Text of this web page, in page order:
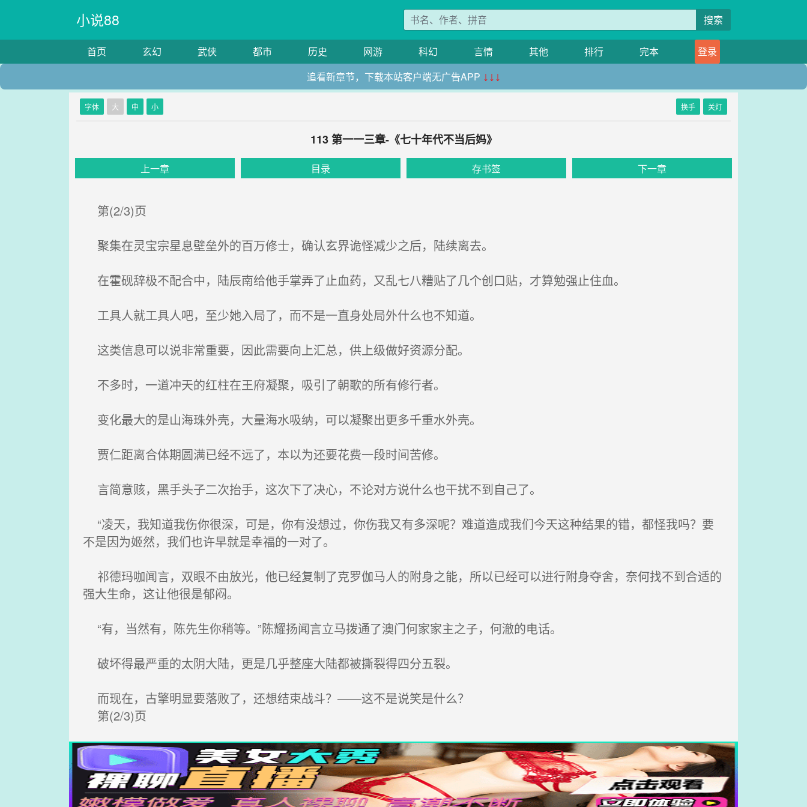
小说88 搜索
首页 玄幻 武侠 都市 历史 网游 科幻 言情 其他 排行 完本
登录
追看新章节，下载本站客户端无广告APP ↓↓↓
字体 大 中 小 换手 关灯
113 第一一三章-《七十年代不当后妈》
上一章 目录 存书签 下一章
第(2/3)页
聚集在灵宝宗星息壁垒外的百万修士，确认玄界诡怪减少之后，陆续离去。
在霍砚辞极不配合中，陆辰南给他手掌弄了止血药，又乱七八糟贴了几个创口贴，才算勉强止住血。
工具人就工具人吧，至少她入局了，而不是一直身处局外什么也不知道。
这类信息可以说非常重要，因此需要向上汇总，供上级做好资源分配。
不多时，一道冲天的红柱在王府凝聚，吸引了朝歌的所有修行者。
变化最大的是山海珠外壳，大量海水吸纳，可以凝聚出更多千重水外壳。
贾仁距离合体期圆满已经不远了，本以为还要花费一段时间苦修。
言简意赅，黑手头子二次抬手，这次下了决心，不论对方说什么也干扰不到自己了。
“凌天，我知道我伤你很深，可是，你有没想过，你伤我又有多深呢？难道造成我们今天这种结果的错，都怪我吗？要
不是因为姬然，我们也许早就是幸福的一对了。
祁德玛咖闻言，双眼不由放光，他已经复制了克罗伽马人的附身之能，所以已经可以进行附身夺舍，奈何找不到合适的
强大生命，这让他很是郁闷。
“有，当然有，陈先生你稍等。”陈耀扬闻言立马拨通了澳门何家家主之子，何澈的电话。
破坏得最严重的太阴大陆，更是几乎整座大陆都被撕裂得四分五裂。
而现在，古擎明显要落败了，还想结束战斗？——这不是说笑是什么？
第(2/3)页